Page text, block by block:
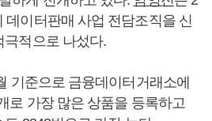
데이터판매 사업 전담조직을 신
극적으로 나섰다.
기준으로 금융데이터거래소에
로 가장 많은 상품을 등록하고